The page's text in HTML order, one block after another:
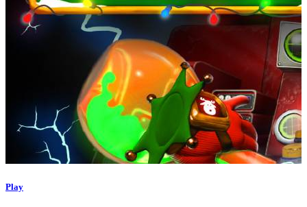
Play